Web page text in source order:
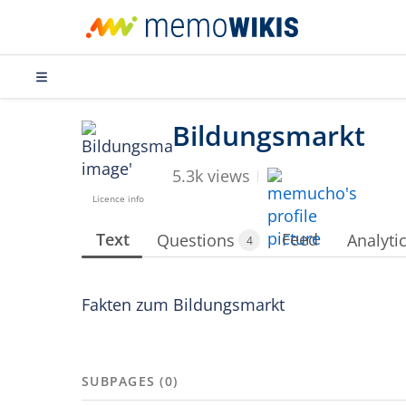
Licence info
5.3k views
Text Questions 4 Feed
Fakten zum Bildungsmarkt
SUBPAGES (0)